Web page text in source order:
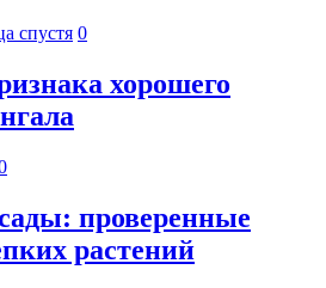
спустя 0
хорошего
проверенные
растений